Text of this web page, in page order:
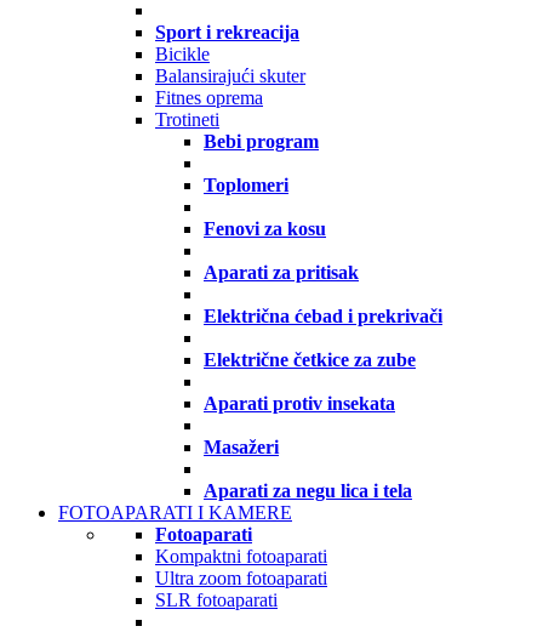
Sport i rekreacija
Bicikle
Balansirajući skuter
Fitnes oprema
Trotineti
Bebi program
Toplomeri
Fenovi za kosu
Aparati za pritisak
Električna ćebad i prekrivači
Električne četkice za zube
Aparati protiv insekata
Masažeri
Aparati za negu lica i tela
FOTOAPARATI I KAMERE
Fotoaparati
Kompaktni fotoaparati
Ultra zoom fotoaparati
SLR fotoaparati